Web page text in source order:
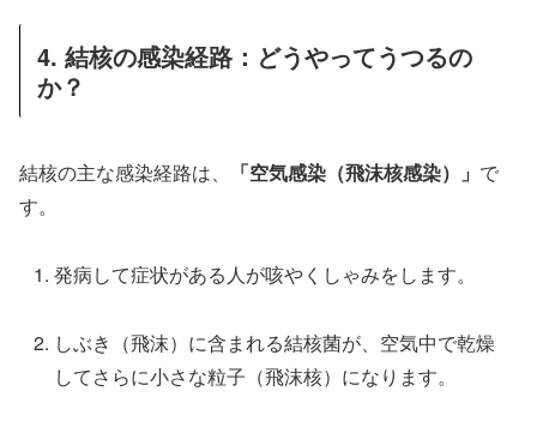
4. 結核の感染経路：どうやってうつるの
か？
結核の主な感染経路は、 「空気感染（飛沫核感染）」 で
す。
発病して症状がある人が咳やくしゃみをします。
しぶき（飛沫）に含まれる結核菌が、空気中で乾燥
してさらに小さな粒子（飛沫核）になります。